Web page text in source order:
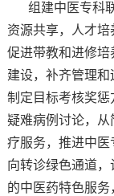
组建中医专科
资源共享，人才培
促进带教和进修
建设，补齐管理和
制定目标考核奖惩
疑难病例讨论，
疗服务，推进中
向转诊绿色通道
的中医药特色服